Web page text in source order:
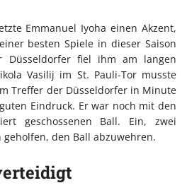
Emmanuel Iyoha einen Akzent,
besten Spiele in dieser Saison
Düsseldorfer fiel ihm am langen
Vasilij im St. Pauli-Tor musste
Treffer der Düsseldorfer in Minute
Eindruck. Er war noch mit den
geschossenen Ball. Ein, zwei
den Ball abzuwehren.